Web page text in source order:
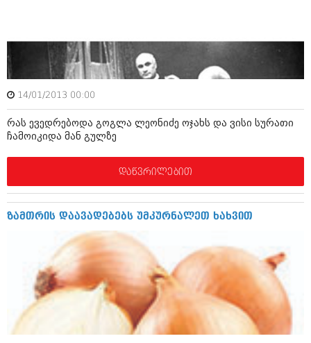
კულინარია
ავტორჩევები
ბელადები
ბიზნესსიახლეები
კალეიდოსკოპი
ჰოროსკოპი და შეუცნობელი
კრიმინალი
რომანი და დეტექტივი
ბიზნესსიახლეები
გვარები
თემიდას სასწორი
იუმორი
ჰოროსკოპი და შეუცნობელი
კრიმინალი
რომანი და დეტექტივი
სახალისო ამბები
შოუბიზნესი
14/01/2013 00:00
რას ევედრებოდა გოგლა ლეონიძე ოჯახს და ვისი სურათი
ჩამოიკიდა მან გულზე
დაწვრილებით
ზამთრის დაავადებებს უმკურნალეთ ხახვით